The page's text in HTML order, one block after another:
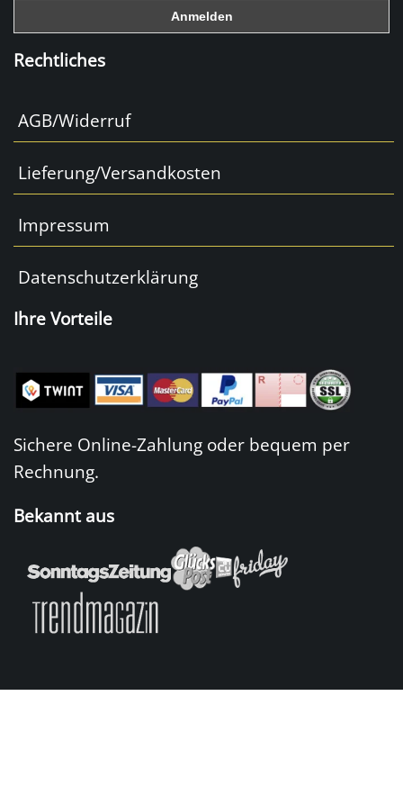
Rechtliches
AGB/Widerruf
Lieferung/Versandkosten
Impressum
Datenschutzerklärung
Ihre Vorteile
Sichere Online-Zahlung oder bequem per
Rechnung.
Bekannt aus